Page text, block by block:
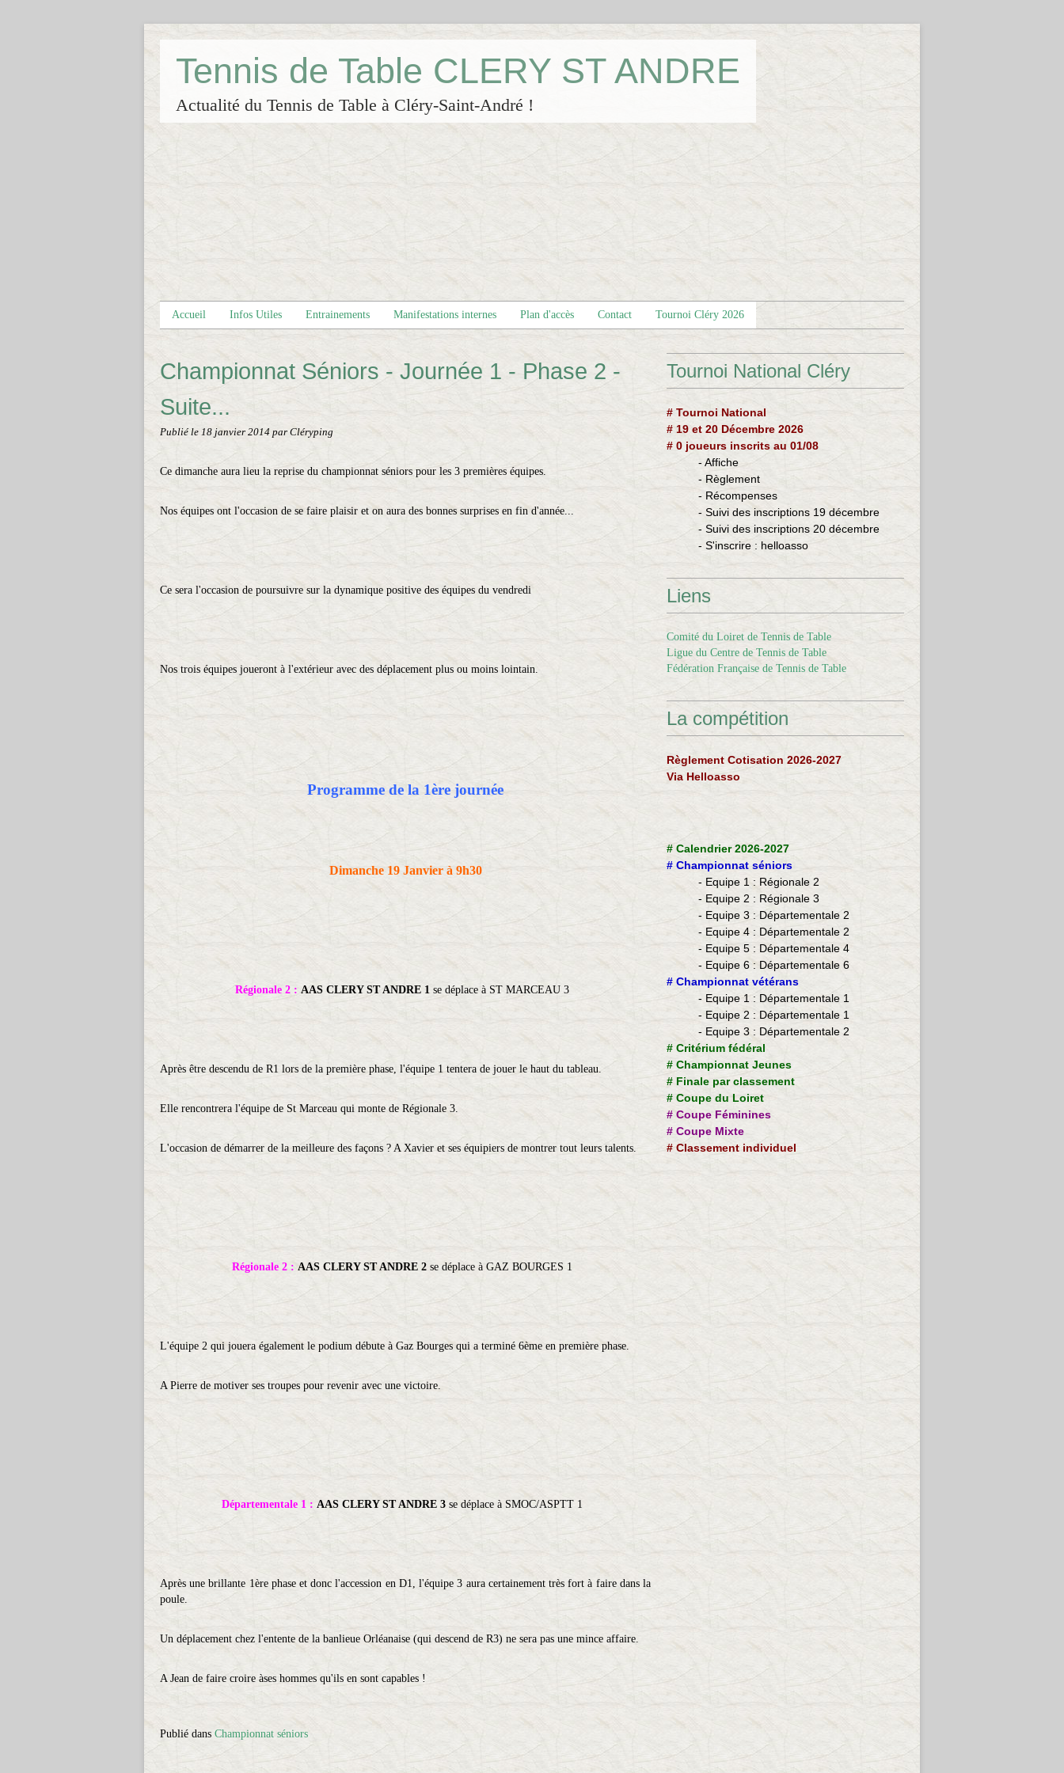
Tennis de Table CLERY ST ANDRE
Actualité du Tennis de Table à Cléry-Saint-André !
Accueil Infos Utiles Entrainements Manifestations internes Plan d'accès Contact Tournoi Cléry 2026
Championnat Séniors - Journée 1 - Phase 2 -
Suite...
Publié le 18 janvier 2014 par Cléryping
Ce dimanche aura lieu la reprise du championnat séniors pour les 3 premières équipes.
Nos équipes ont l'occasion de se faire plaisir et on aura des bonnes surprises en fin d'année...
Ce sera l'occasion de poursuivre sur la dynamique positive des équipes du vendredi
Nos trois équipes joueront à l'extérieur avec des déplacement plus ou moins lointain.
Programme de la 1ère journée
Dimanche 19 Janvier à 9h30
Régionale 2 : AAS CLERY ST ANDRE 1 se déplace à ST MARCEAU 3
Après être descendu de R1 lors de la première phase, l'équipe 1 tentera de jouer le haut du tableau.
Elle rencontrera l'équipe de St Marceau qui monte de Régionale 3.
L'occasion de démarrer de la meilleure des façons ? A Xavier et ses équipiers de montrer tout leurs talents.
Régionale 2 : AAS CLERY ST ANDRE 2 se déplace à GAZ BOURGES 1
L'équipe 2 qui jouera également le podium débute à Gaz Bourges qui a terminé 6ème en première phase.
A Pierre de motiver ses troupes pour revenir avec une victoire.
Départementale 1 : AAS CLERY ST ANDRE 3 se déplace à SMOC/ASPTT 1
Après une brillante 1ère phase et donc l'accession en D1, l'équipe 3 aura certainement très fort à faire dans la
poule.
Un déplacement chez l'entente de la banlieue Orléanaise (qui descend de R3) ne sera pas une mince affaire.
A Jean de faire croire àses hommes qu'ils en sont capables !
Publié dans Championnat séniors
Tournoi National Cléry
# Tournoi National
# 19 et 20 Décembre 2026
# 0 joueurs inscrits au 01/08
- Affiche
- Règlement
- Récompenses
- Suivi des inscriptions 19 décembre
- Suivi des inscriptions 20 décembre
- S'inscrire : helloasso
Liens
Comité du Loiret de Tennis de Table
Ligue du Centre de Tennis de Table
Fédération Française de Tennis de Table
La compétition
Règlement Cotisation 2026-2027
Via Helloasso
# Calendrier 2026-2027
# Championnat séniors
- Equipe 1 : Régionale 2
- Equipe 2 : Régionale 3
- Equipe 3 : Départementale 2
- Equipe 4 : Départementale 2
- Equipe 5 : Départementale 4
- Equipe 6 : Départementale 6
​# Championnat vétérans
- ​Equipe 1 : Départementale 1
- Equipe 2 : Départementale 1
- Equipe 3 : Départementale 2
# Critérium fédéral
# Championnat Jeunes
# Finale par classement
# Coupe du Loiret
# Coupe Féminines
# Coupe Mixte
#Classement individuel